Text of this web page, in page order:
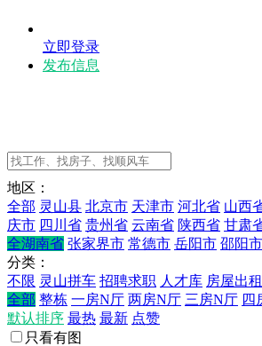
立即登录
发布信息
地区：
全部 灵山县 北京市 天津市 河北省 山西
庆市 四川省 贵州省 云南省 陕西省 甘肃
全湖南省 张家界市 常德市 岳阳市 邵阳市
分类：
不限 灵山拼车 招聘求职 人才库 房屋出租
全部 整栋 一房N厅 两房N厅 三房N厅 四
默认排序 最热 最新 点赞
只看有图